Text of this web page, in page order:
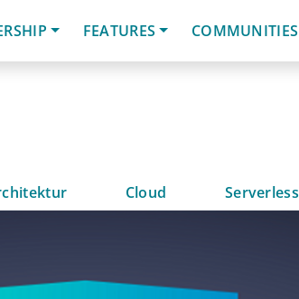
FEATURES COMMUNITIES
Cloud Serverless